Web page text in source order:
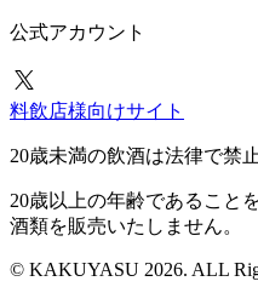
公式アカウント
料飲店様向けサイト
20歳未満の飲酒は法律で禁
20歳以上の年齢であること
酒類を販売いたしません。
© KAKUYASU 2026. ALL